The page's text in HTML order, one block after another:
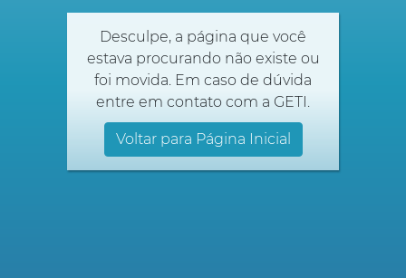
Desculpe, a página que você
estava procurando não existe ou
foi movida. Em caso de dúvida
entre em contato com a GETI.
Voltar para Página Inicial